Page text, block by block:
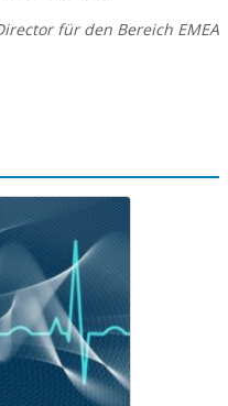
für den Bereich EMEA